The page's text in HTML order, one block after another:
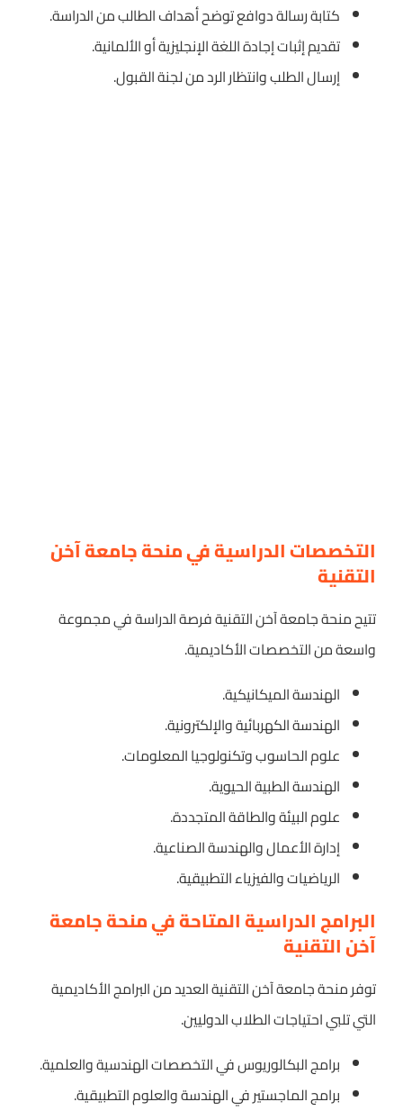
كتابة رسالة دوافع توضح أهداف الطالب من الدراسة.
تقديم إثبات إجادة اللغة الإنجليزية أو الألمانية.
إرسال الطلب وانتظار الرد من لجنة القبول.
التخصصات الدراسية في منحة جامعة آخن
التقنية
تتيح منحة جامعة آخن التقنية فرصة الدراسة في مجموعة
واسعة من التخصصات الأكاديمية.
الهندسة الميكانيكية.
الهندسة الكهربائية والإلكترونية.
علوم الحاسوب وتكنولوجيا المعلومات.
الهندسة الطبية الحيوية.
علوم البيئة والطاقة المتجددة.
إدارة الأعمال والهندسة الصناعية.
الرياضيات والفيزياء التطبيقية.
البرامج الدراسية المتاحة في منحة جامعة
آخن التقنية
توفر منحة جامعة آخن التقنية العديد من البرامج الأكاديمية
التي تلبي احتياجات الطلاب الدوليين.
برامج البكالوريوس في التخصصات الهندسية والعلمية.
برامج الماجستير في الهندسة والعلوم التطبيقية.